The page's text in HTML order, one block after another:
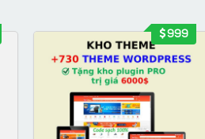
999